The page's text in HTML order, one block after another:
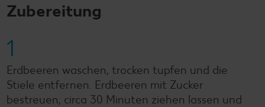
Zubereitung
1
Erdbeeren waschen, trocken tupfen und die
Stiele entfernen. Erdbeeren mit Zucker
bestreuen, circa 30 Minuten ziehen lassen und